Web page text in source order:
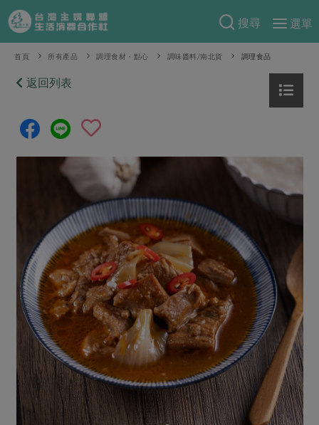
搜尋
選單
產品分類
當季蔬果
芽苗類
辛香料類
奶蛋豆・五穀
乳製品
豆製品 米麵雜糧
肉品・水產
畜產肉類 水產
水畜加工品
調理食材・點心
調味醬料/南北貨 烘焙
食譜料理
食材
常備菜
蔬食
蛋料理
料理方式
烘焙．點心
醬料
特別企畫
預購活動
把最好的台灣味帶回家！
防災用品預購圓滿結束
2026年端午節預購圓滿結束
更多預購活動
當季產品
合作25-經典快閃最後一週
合作25-精選產品第四彈
合作25-精選產品第三彈
更多當季產品
綠主張
一籃菜真心話
社內大小事 合作聯合國
產品故事 生活提案
樂齡生活 親子食育
廚房瑜伽
關注議題
減硝酸鹽 惜食
支持本土農糧
關於合作社
認識合作社
關於我們
合作社組織
員工與求才
產品檢驗
自主把關
檢驗報告
重要公告
首頁 所有產品 調理食材・點心 調味醬料/南北貨 調理食品
返回列表